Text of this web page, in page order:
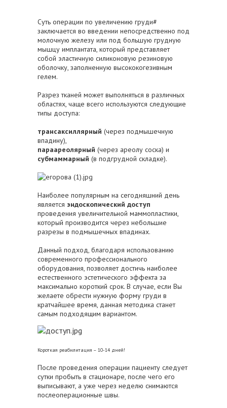
Суть операции по увеличению груди#
заключается во введении непосредственно под
молочную железу или под большую грудную
мышцу имплантата, который представляет
собой эластичную силиконовую резиновую
оболочку, заполненную высококогезивным
гелем.
Разрез тканей может выполняться в различных
областях, чаще всего используются следующие
типы доступа:
трансаксиллярный (через подмышечную
впадину),
параареолярный (через ареолу соска) и
субмаммарный (в подгрудной складке).
Наиболее популярным на сегодняшний день
является эндоскопический доступ
проведения увеличительной маммопластики,
который производится через небольшие
разрезы в подмышечных впадинах.
Данный подход, благодаря использованию
современного профессионального
оборудования, позволяет достичь наиболее
естественного эстетического эффекта за
максимально короткий срок. В случае, если Вы
желаете обрести нужную форму груди в
кратчайшее время, данная методика станет
самым подходящим вариантом.
Короткая реабилитация – 10-14 дней!
После проведения операции пациенту следует
сутки пробыть в стационаре, после чего его
выписывают, а уже через неделю снимаются
послеоперационные швы.